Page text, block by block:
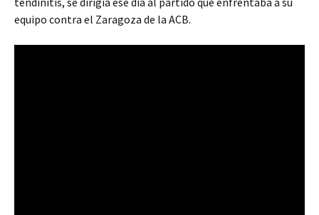
equipo contra el Zaragoza de la ACB.